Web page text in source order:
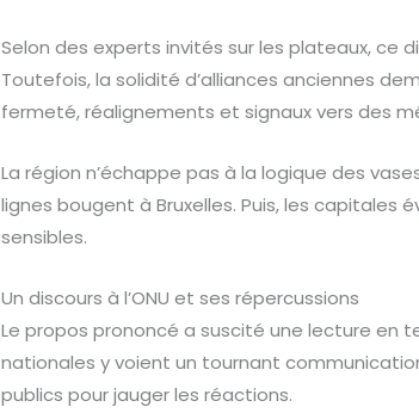
Selon des experts invités sur les plateaux, ce
Toutefois, la solidité d’alliances anciennes
fermeté, réalignements et signaux vers des
La région n’échappe pas à la logique des
lignes bougent à Bruxelles. Puis, les capitales
sensibles.
Un discours à l’ONU et ses répercussions
Le propos prononcé a suscité une lecture en
nationales y voient un tournant
publics pour jauger les réactions.